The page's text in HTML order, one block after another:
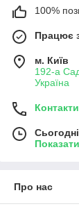
100%
Працює
м. Київ
192-а
Україна
Контакти
Про нас